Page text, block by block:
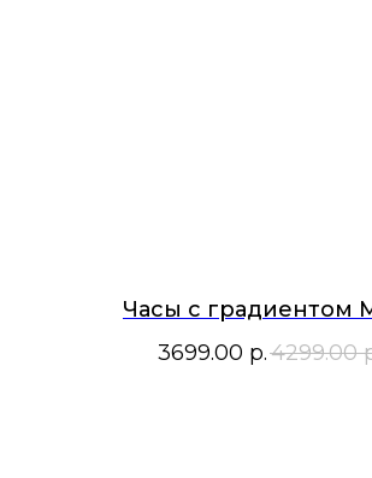
Часы с градиентом
3699.00 р.4299.00